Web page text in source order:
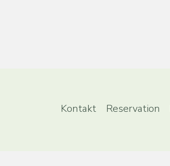
Kontakt Reservation